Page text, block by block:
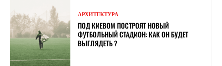
АРХИТЕКТУРА
ПОД КИЕВОМ ПОСТРОЯТ НОВЫЙ
ФУТБОЛЬНЫЙ СТАДИОН: КАК ОН БУДЕТ
ВЫГЛЯДЕТЬ ?